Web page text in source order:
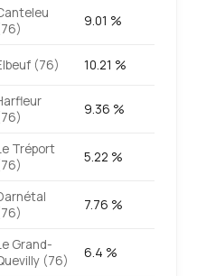
9.01 %
(76) 10.21 %
9.36 %
Tréport
5.22 %
7.76 %
Grand-
(76)
6.4 %